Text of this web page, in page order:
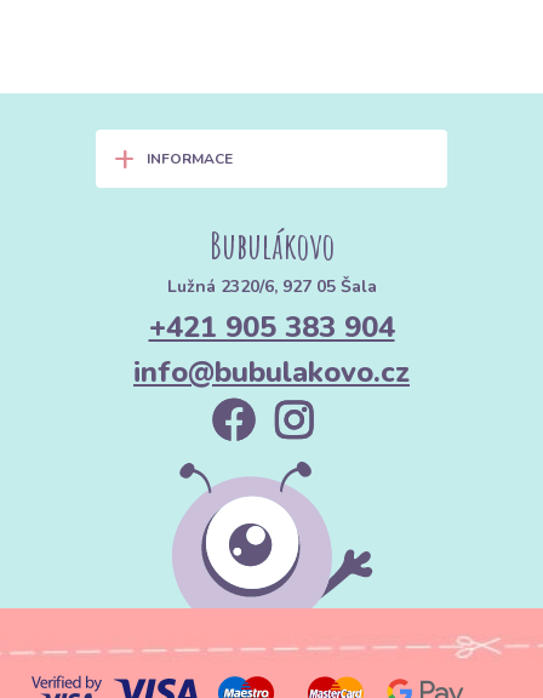
+ INFORMACE
Bubulákovo
Lužná 2320/6, 927 05 Šala
+421 905 383 904
info@bubulakovo.cz